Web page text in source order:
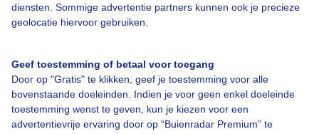
diensten. Sommige advertentie partners kunnen ook je precieze
geolocatie hiervoor gebruiken.
Geef toestemming of betaal voor toegang
Door op "Gratis" te klikken, geef je toestemming voor alle
bovenstaande doeleinden. Indien je voor geen enkel doeleinde
toestemming wenst te geven, kun je kiezen voor een
advertentievrije ervaring door op “Buienradar Premium” te
Bedrijfsgegevens
Veelgestelde vragen
Contact